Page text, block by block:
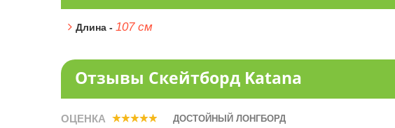
Длина - 107 см
Отзывы Скейтборд Katana
ОЦЕНКА
ДОСТОЙНЫЙ ЛОНГБОРД